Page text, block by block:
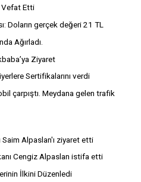
Vefat Etti
Doların gerçek değeri 21 TL
Ağırladı.
Ziyaret
Sertifikalarını verdi
çarpıştı. Meydana gelen trafik
Alpaslan'ı ziyaret etti
Cengiz Alpaslan istifa etti
İlkini Düzenledi